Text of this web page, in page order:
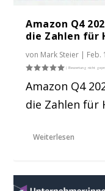
Amazon Q4
die Zahlen für
von Mark Steier | Feb.
Amazon Q4
die Zahlen für
Weiterlesen